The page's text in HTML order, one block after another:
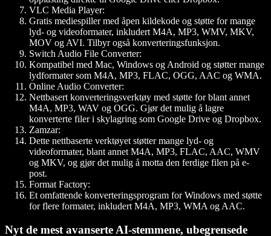
VLC Media Player:
Gratis mediespiller med åpen kildekode og støtte for mange
lyd- og videoformater, inkludert M4A, MP3, WMV, MKV,
MOV og AVI. Tilbyr også konverteringsfunksjon.
Switch Audio File Converter:
Kompatibel med Mac, Windows og Android og støtter mange
lydformater som M4A, MP3, FLAC, OGG, AAC og WMA.
Online Audio Converter:
Nettbasert konverteringsverktøy med støtte for blant annet
M4A, MP3, WAV og OGG. Gjør det mulig å lagre
konverterte filer i skylagring som Google Drive og Dropbox.
Zamzar:
Dette nettbaserte verktøyet støtter mange lyd- og
videoformater, blant annet M4A, MP3, FLAC, AAC, WMV
og MKV, og gjør det mulig å motta den ferdige filen på e-
post.
Format Factory:
Et omfattende konverteringsprogram for Windows med støtte
for flere formater, inkludert M4A, MP3, WMA og AAC.
Nyt de mest avanserte AI-stemmene, ubegrensede